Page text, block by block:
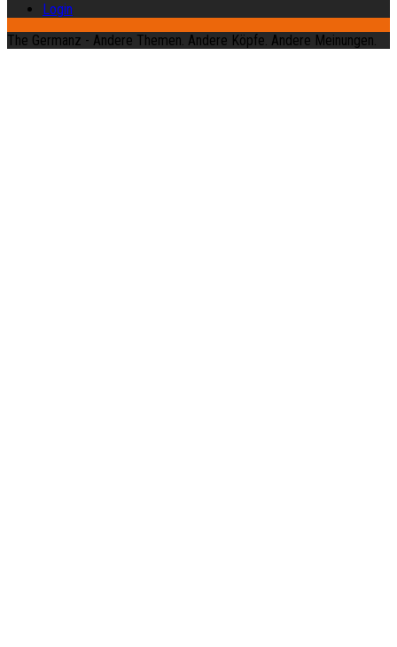
Login
The Germanz - Andere Themen. Andere Köpfe. Andere Meinungen.